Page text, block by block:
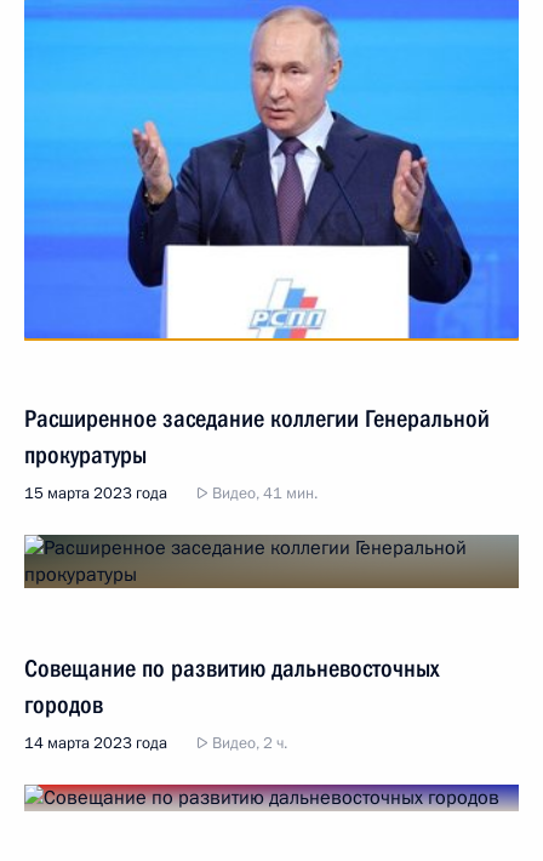
Расширенное заседание коллегии Генеральной
прокуратуры
15 марта 2023 года Видео, 41 мин.
Совещание по развитию дальневосточных
городов
14 марта 2023 года Видео, 2 ч.